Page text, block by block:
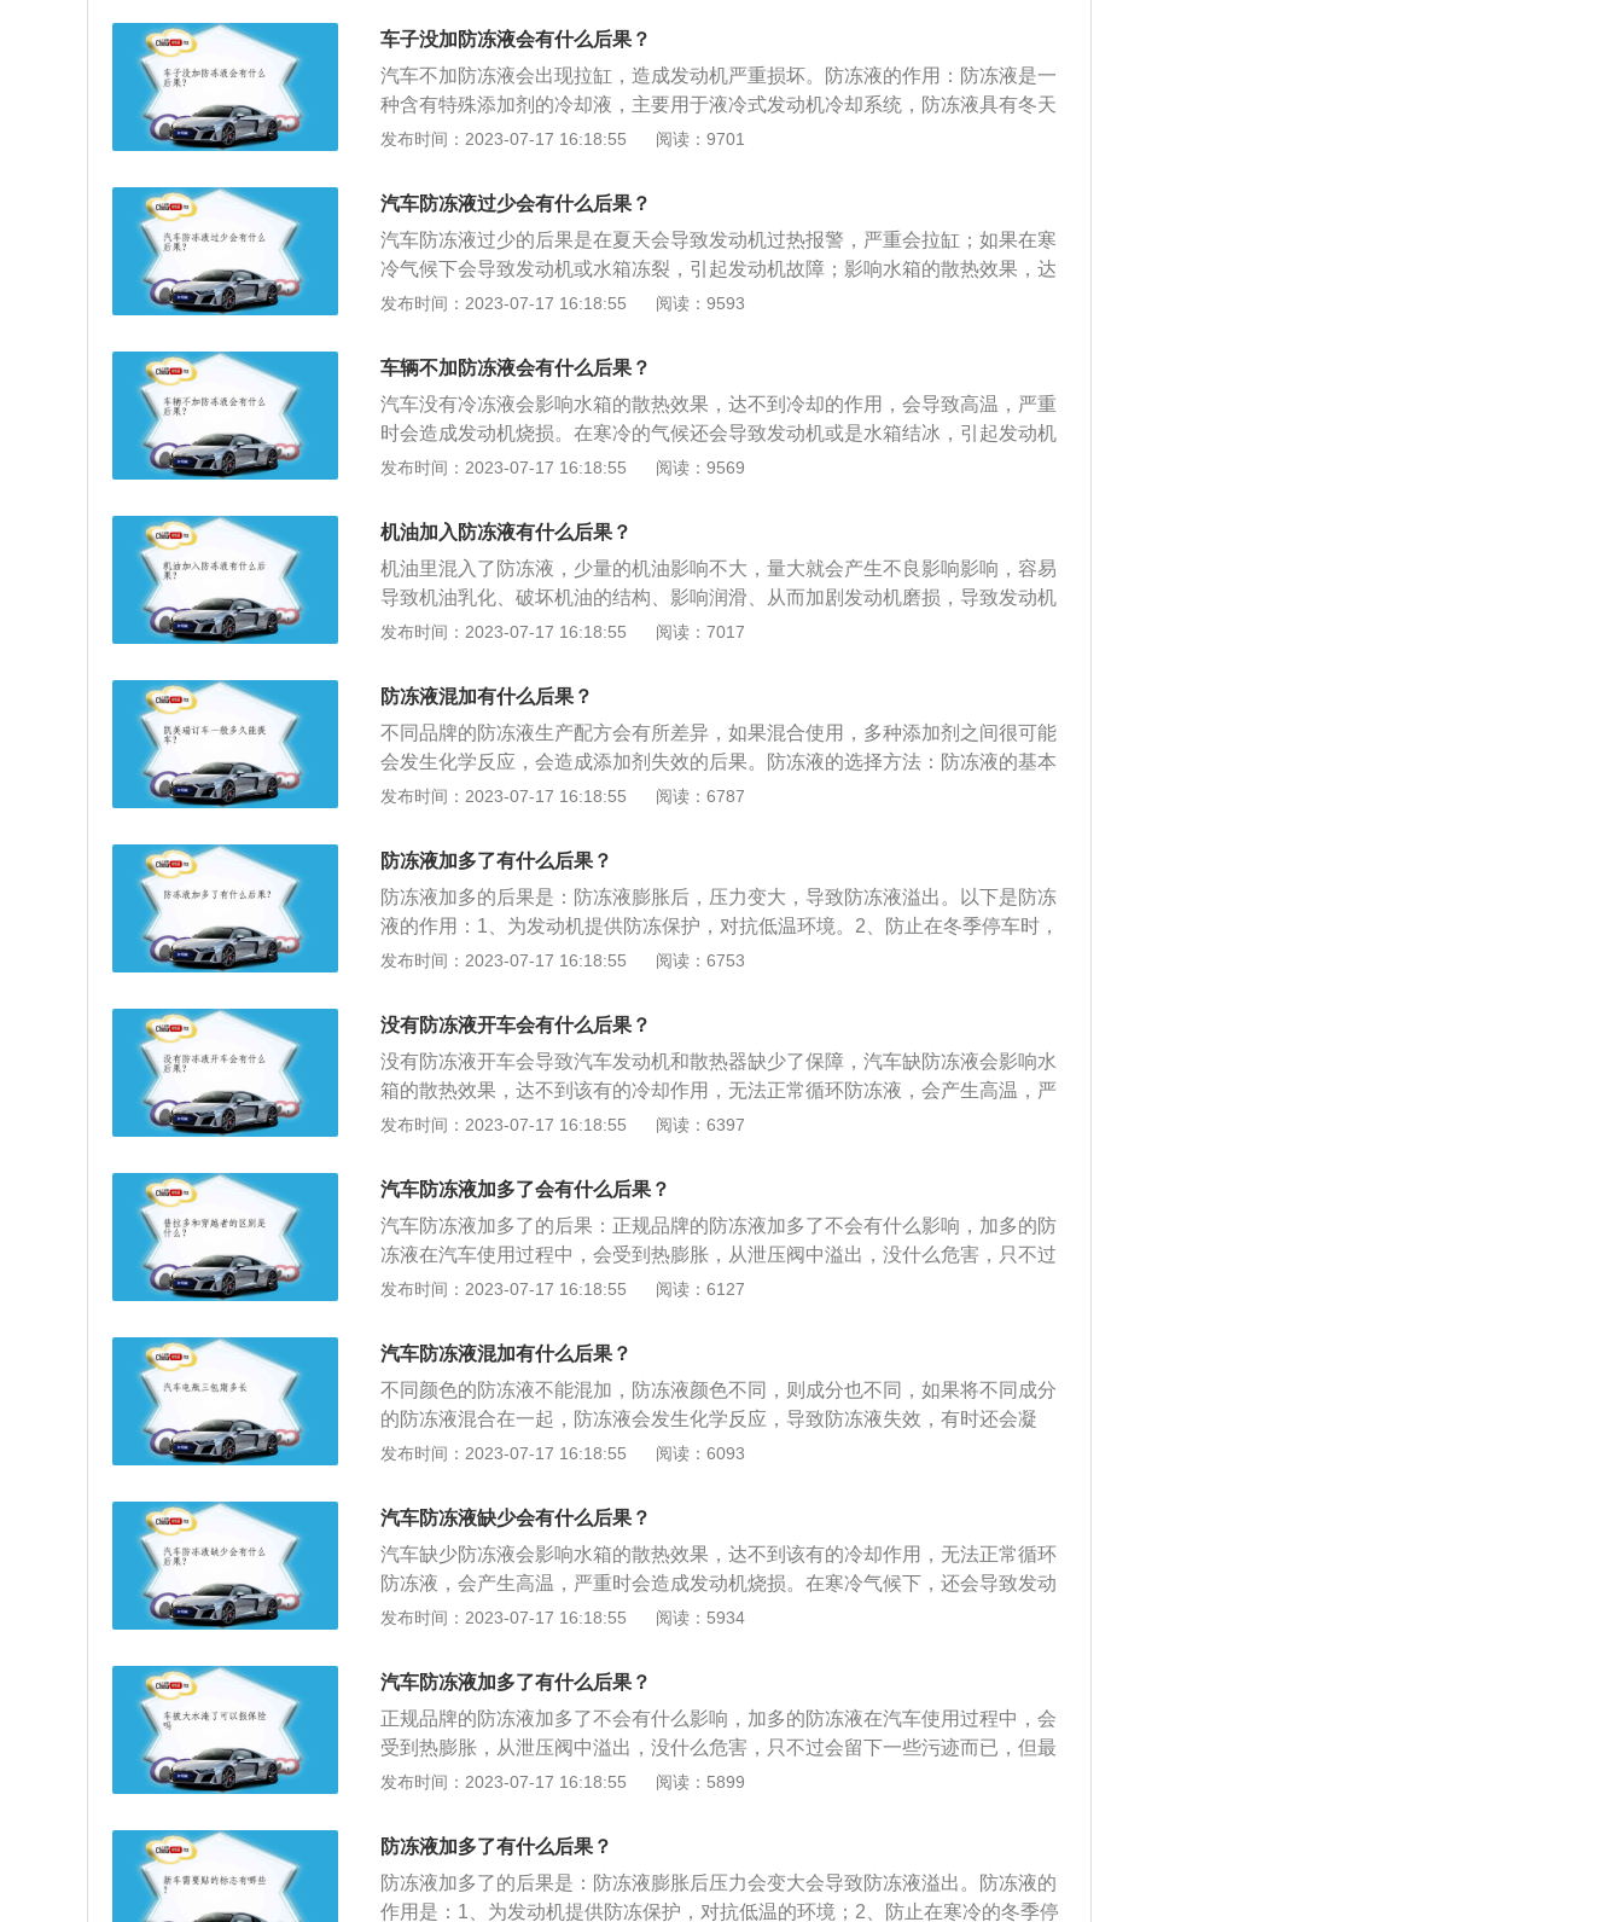
镀厂、焦油厂、化肥厂等工业厂排放的其他化学污染物。如果这些污染物的浓度
过高，不仅会直接腐蚀汽车油漆，还会渗透到汽车内部，造成部件损坏；由于pH
值的变化，即使是轻微的污染也会加速车身的氧化。
车子没加防冻液会有什么后果？
汽车不加防冻液会出现拉缸，造成发动机严重损坏。防冻液的作用：防冻液是一
种含有特殊添加剂的冷却液，主要用于液冷式发动机冷却系统，防冻液具有冬天
防冻，夏天防沸，全年防水垢，防腐蚀等优良性能。防冻液成分：防冻液的主要
冻液的种类：防冻液一般分为：乙醇-水型、甘油-水型和乙二醇-水型三种。防冻
液更换周期：对那些长时间运行的车辆，比如出租车等，一般优质的防冻液每年
更换一次；而那些运行时间短的车辆可每两年或每3万公里更换一次。为防止产
生过多的泡沫而降低防冻液与发动机部件的热交换性，添加时确认该产品在有效
期内，长效型防冻液，有效期可达三年。
发布时间：2023-07-17 16:18:55 阅读：9701
汽车防冻液过少会有什么后果？
汽车防冻液过少的后果是在夏天会导致发动机过热报警，严重会拉缸；如果在寒
冷气候下会导致发动机或水箱冻裂，引起发动机故障；影响水箱的散热效果，达
不到该有的冷却作用，无法正常循环会产生高温，严重时会造成发动机烧损。判
缺少防冻液，当然也不排除是因为缸内温度过高而引起。检查防冻液水箱。如果
液位低于最低刻度线（MIN），不可继续行驶，需及时添加防冻液。检查防冻液
水壶上的水位刻度标识。防冻液正常是在最高水位与最低水位之间位置，防冻液
缺不缺需看刻度，如防冻液低于最低水位，说明缺少防冻液。防冻液的作用：防
冻液是一种含有特殊添加剂的冷却液，主要用于液冷式发动机冷却系统，防冻液
发布时间：2023-07-17 16:18:55 阅读：9593
车辆不加防冻液会有什么后果？
汽车没有冷冻液会影响水箱的散热效果，达不到冷却的作用，会导致高温，严重
时会造成发动机烧损。在寒冷的气候还会导致发动机或是水箱结冰，引起发动机
故障，车辆无法正常启动。防冻液更换方法：在彻底更换防冻液之前，要先做个
管，五通管因为有五个连接各个部位的接口而得名，防冻液就是在流经五通管
后，被分配到汽车不同的部分发挥作用。如果这个部分有泄漏防冻液的现象，就
应该根据情况更换水管或重新固定接口。将旧的防冻液放出，之后用清水清洗液
体通道。将清水加入防冻液补充罐，随后往罐里注入清水，使清水连续不断地流
经发动机冷却系统，随后着车怠速3至5分钟，让水循环起来。开始从水罐里流出
将暖风水管拆掉，把暖风水箱的水放干净。放水大约1小时后，将新的防冻液由
水箱（散热器）的水管加入，这是让防冻液快速流入水箱的方法。随后将另一桶
防冻液加入防冻液罐，加到防冻液罐快满了为止，打着车10分钟左右，这时冷却
高标记“MAXT”为止。
发布时间：2023-07-17 16:18:55 阅读：9569
机油加入防冻液有什么后果？
机油里混入了防冻液，少量的机油影响不大，量大就会产生不良影响影响，容易
导致机油乳化、破坏机油的结构、影响润滑、从而加剧发动机磨损，导致发动机
损坏，应该尽快排放干净，并添加符合标准的新机油。选择防冻液的方法：防冻
等几种规格，一般要选择比所在地区最低气温低10℃以上的为宜。判断防冻液是
否缺少的方法：观察仪表盘上的防冻液警报灯。如果亮起，很可能是缺少防冻
液，当然也不排除是因为缸内温度过高而引起。检查防冻液水箱。如果液位低于
最低刻度线（MIN），不可继续行驶，需及时添加防冻液。检查防冻液水壶上的
水位刻度标识。防冻液正常是在最高水位与最低水位之间位置，防冻液缺不缺需
发布时间：2023-07-17 16:18:55 阅读：7017
防冻液混加有什么后果？
不同品牌的防冻液生产配方会有所差异，如果混合使用，多种添加剂之间很可能
会发生化学反应，会造成添加剂失效的后果。防冻液的选择方法：防冻液的基本
指标是冰点与沸点，市场上防冻液的冰点有-15℃、-25℃、-30℃、-40℃等几种规
方法：观察仪表盘上的防冻液警报灯。如果亮起，很可能是缺少防冻液，当然也
不排除是因为缸内温度过高而引起。检查防冻液水箱。如果液位低于最低刻度线
（MIN），不可继续行驶，需及时添加防冻液。检查防冻液水壶上的水位刻度标
识。防冻液正常是在最高水位与最低水位位置，防冻液缺不缺需看刻度，如防冻
液低于最低水位，说明缺少防冻液。
发布时间：2023-07-17 16:18:55 阅读：6787
防冻液加多了有什么后果？
防冻液加多的后果是：防冻液膨胀后，压力变大，导致防冻液溢出。以下是防冻
液的作用：1、为发动机提供防冻保护，对抗低温环境。2、防止在冬季停车时，
冷却液结冰胀裂散热器，冻坏发动机气缸体和气缸盖。3、提供散热功能。以下
确认该产品在有效期之内。3、避免兑水使用。4、出现大量颗粒沉淀，表明该防
冻液已经变质，不能再使用。
发布时间：2023-07-17 16:18:55 阅读：6753
没有防冻液开车会有什么后果？
没有防冻液开车会导致汽车发动机和散热器缺少了保障，汽车缺防冻液会影响水
箱的散热效果，达不到该有的冷却作用，无法正常循环防冻液，会产生高温，严
重时会造成发动机烧损。寒冷气候下，还会导致发动机或水箱结冻，引起发动机
警报灯。如果亮起，很可能是缺少防冻液，当然也不排除是因为缸内温度过高而
引起。检查防冻液水箱。如果液位低于最低刻度线（MIN），不可继续行驶，需
及时添加防冻液。检查防冻液水壶上的水位刻度标识。防冻液正常是在最高水位
与最低水位之间位置，防冻液缺不缺需看刻度，如防冻液低于最低水位，说明缺
少防冻液。
发布时间：2023-07-17 16:18:55 阅读：6397
汽车防冻液加多了会有什么后果？
汽车防冻液加多了的后果：正规品牌的防冻液加多了不会有什么影响，加多的防
冻液在汽车使用过程中，会受到热膨胀，从泄压阀中溢出，没什么危害，只不过
会留下一些污迹而已，但最好是用针筒抽出超过最高水位的防冻液；一些劣质的
对发动机舱的电线等设备造成伤害，严重时直接烧蚀水箱流入发动机。车辆防冻
液一般每2年或4万公里需要更换一次，这只是一个参考周期，如果是营运车辆，
行驶里程数更长，更换周期也就更短。因为每辆车的行驶情况不一样，具体要根
据实际使用情况来选择更换，检查防冻液的使用情况，如果发现防冻液不足，及
时补充；如发现防冻液内出现悬浮物，沉淀物或变质、变色应及时更换并清洗系
可能是缺少防冻液，当然也不排除是因为缸内温度过高而引起。检查防冻液水
箱。如果液位低于最低刻度线（MIN），不可继续行驶，需及时添加防冻液。检
查防冻液水壶上的水位刻度标识。防冻液正常是在最高水位与最低水位之间位
发布时间：2023-07-17 16:18:55 阅读：6127
汽车防冻液混加有什么后果？
不同颜色的防冻液不能混加，防冻液颜色不同，则成分也不同，如果将不同成分
的防冻液混合在一起，防冻液会发生化学反应，导致防冻液失效，有时还会凝
固。即使是相同颜色的防冻液，如果是不同品牌，稳定剂也可能不同，混用会降
液。防冻液意外混合后，需要将水箱中的防冻液完全排空，然后用纯净水冲洗，
再重新加入。防冻液的颜色一般有绿色、蓝色、粉红色、有些还有荧光效果。通
常，乙二醇是绿色，丙二醇是蓝色，丙三醇是粉红色。厂家将防冻液染成不同颜
色的目的如下：禁止混用：为了防止和其他液体弄混，防止人误食，很多厂商也
会添加不同的颜色配方，从而进行区分。渗漏时便于区别：发动机渗出以后，由
都是有毒的，所以，一般的玻璃水、防冻液这些液体都会染色，防止误服。
发布时间：2023-07-17 16:18:55 阅读：6093
汽车防冻液缺少会有什么后果？
汽车缺少防冻液会影响水箱的散热效果，达不到该有的冷却作用，无法正常循环
防冻液，会产生高温，严重时会造成发动机烧损。在寒冷气候下，还会导致发动
机或水箱结冻，引起发动机故障，车辆因此不能使用。判断防冻液是否缺少的方
排除是因为缸内温度过高而引起。检查防冻液水箱。如果液位低于最低刻度线
（MIN），不可继续行驶，需及时添加防冻液。检查防冻液水壶上的水位刻度标
识。防冻液正常是在最高水位与最低水位之间位置，防冻液缺不缺需看刻度，如
防冻液低于最低水位，说明缺少防冻液。
发布时间：2023-07-17 16:18:55 阅读：5934
汽车防冻液加多了有什么后果？
正规品牌的防冻液加多了不会有什么影响，加多的防冻液在汽车使用过程中，会
受到热膨胀，从泄压阀中溢出，没什么危害，只不过会留下一些污迹而已，但最
好是用针筒抽出超过最高水位的防冻液；一些劣质的厂家生产的防冻液具有腐蚀
成伤害，严重时直接烧蚀水箱流入发动机。车辆防冻液一般每2年或4万公里需要
更换一次，这只是一个参考周期，如果是营运车辆，行驶里程数更长，更换周期
也就更短。因为每辆车的行驶情况不一样，具体要根据实际使用情况来选择更
发布时间：2023-07-17 16:18:55 阅读：5899
防冻液加多了有什么后果？
防冻液加多了的后果是：防冻液膨胀后压力会变大会导致防冻液溢出。防冻液的
作用是：1、为发动机提供防冻保护，对抗低温的环境；2、防止在寒冷的冬季停